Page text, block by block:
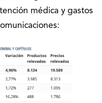
médica y gastos